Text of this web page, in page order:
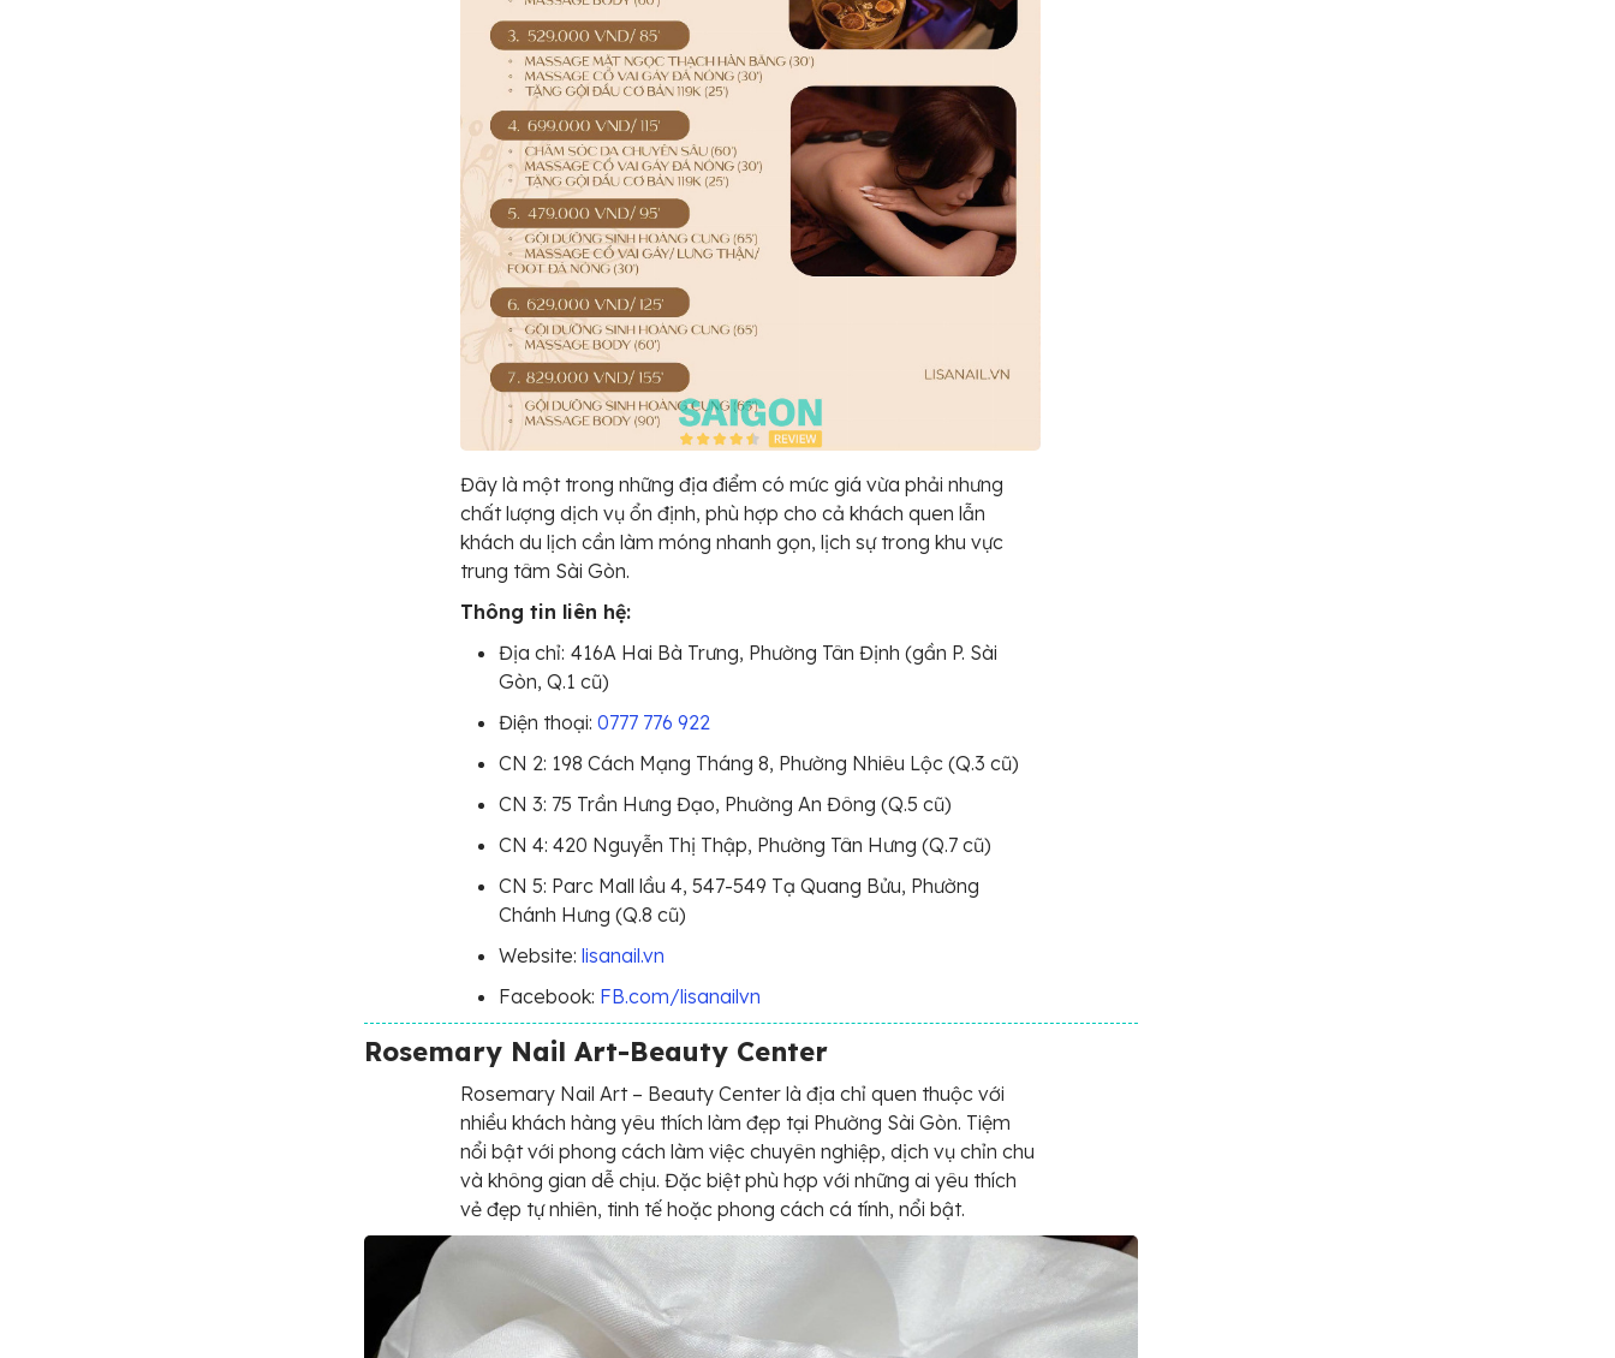
Đây là một trong những địa điểm có mức giá vừa phải nhưng
chất lượng dịch vụ ổn định, phù hợp cho cả khách quen lẫn
khách du lịch cần làm móng nhanh gọn, lịch sự trong khu vực
trung tâm Sài Gòn.
Thông tin liên hệ:
Địa chỉ: 416A Hai Bà Trưng, Phường Tân Định (gần P. Sài
Gòn, Q.1 cũ)
Điện thoại:0777 776 922
CN 2: 198 Cách Mạng Tháng 8, Phường Nhiêu Lộc (Q.3 cũ)
CN 3: 75 Trần Hưng Đạo, Phường An Đông (Q.5 cũ)
CN 4: 420 Nguyễn Thị Thập, Phường Tân Hưng (Q.7 cũ)
CN 5: Parc Mall lầu 4, 547-549 Tạ Quang Bửu, Phường
Chánh Hưng (Q.8 cũ)
Website:lisanail.vn
Facebook: FB.com/lisanailvn
Rosemary Nail Art-Beauty Center
Rosemary Nail Art – Beauty Center là địa chỉ quen thuộc với
nhiều khách hàng yêu thích làm đẹp tại Phường Sài Gòn. Tiệm
nổi bật với phong cách làm việc chuyên nghiệp, dịch vụ chỉn chu
và không gian dễ chịu. Đặc biệt phù hợp với những ai yêu thích
vẻ đẹp tự nhiên, tinh tế hoặc phong cách cá tính, nổi bật.